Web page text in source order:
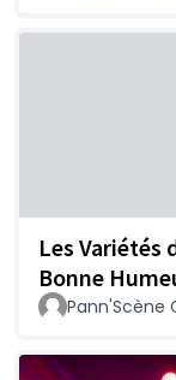
Les Variétés
Bonne
Pann'Scène